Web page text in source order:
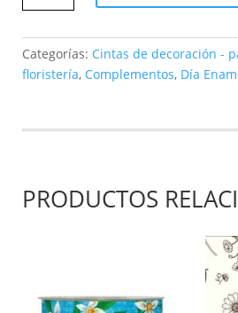
mm63x10mt
rojo
4297-
Categorías: Cintas de decoración -
floristería, Complementos, Día
PRODUCTOS